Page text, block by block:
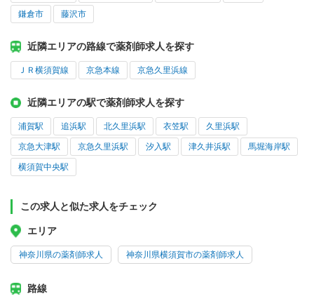
鎌倉市 藤沢市
近隣エリアの路線で薬剤師求人を探す
ＪＲ横須賀線 京急本線 京急久里浜線
近隣エリアの駅で薬剤師求人を探す
浦賀駅 追浜駅 北久里浜駅 衣笠駅 久里浜駅
京急大津駅 京急久里浜駅 汐入駅 津久井浜駅 馬堀海岸駅
横須賀中央駅
この求人と似た求人をチェック
エリア
神奈川県の薬剤師求人 神奈川県横須賀市の薬剤師求人
路線